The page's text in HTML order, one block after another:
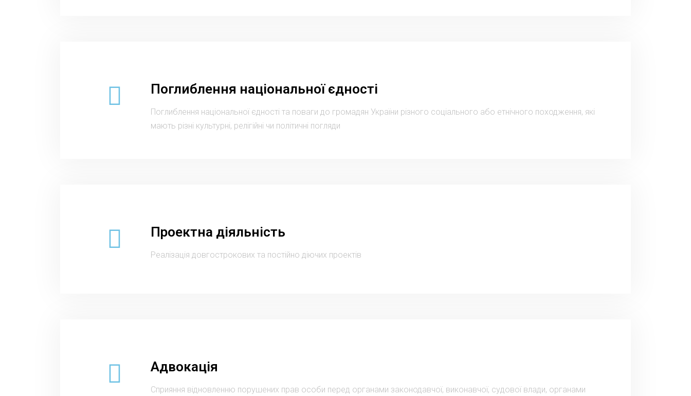
Поглиблення національної єдності
Поглиблення національної єдності та поваги до громадян України різного соціального або етнічного походження, які
мають різні культурні, релігійні чи політичні погляди
Проектна діяльність
Реалізація довгострокових та постійно діючих проектів
Адвокація
Сприяння відновленню порушених прав особи перед органами законодавчої, виконавчої, судової влади, органами